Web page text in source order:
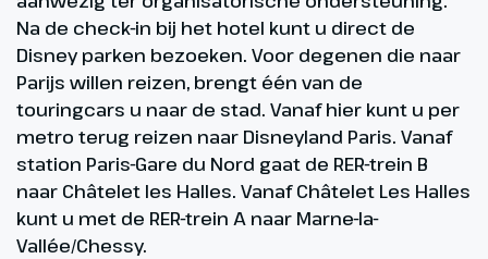
Na de check-in bij het hotel kunt u direct de
Disney parken bezoeken. Voor degenen die naar
Parijs willen reizen, brengt één van de
touringcars u naar de stad. Vanaf hier kunt u per
metro terug reizen naar Disneyland Paris. Vanaf
station Paris-Gare du Nord gaat de RER-trein B
naar Châtelet les Halles. Vanaf Châtelet Les Halles
kunt u met de RER-trein A naar Marne-la-
Vallée/Chessy.